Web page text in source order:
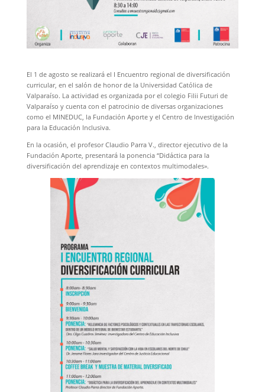
El 1 de agosto se realizará el I Encuentro regional de diversificación
curricular, en el salón de honor de la Universidad Católica de
Valparaíso. La actividad es organizada por el colegio Filii Futuri de
Valparaíso y cuenta con el patrocinio de diversas organizaciones
como el MINEDUC, la Fundación Aporte y el Centro de Investigación
para la Educación Inclusiva.
En la ocasión, el profesor Claudio Parra V., director ejecutivo de la
Fundación Aporte, presentará la ponencia “Didáctica para la
diversificación del aprendizaje en contextos multimodales».